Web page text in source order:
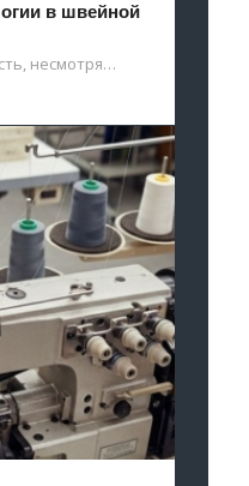
в швейной
несмотря…